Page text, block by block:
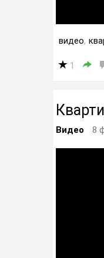
видео,
1
Видео 8